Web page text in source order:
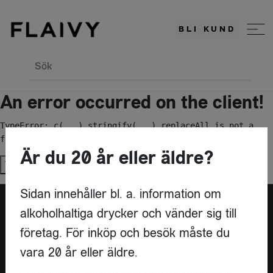
BLI KUND
Sök
An error occurred on the client!
TypeError: c(...).stringify(...).replaceAll is not a
function
Try again
Är du leverantör?
Är du 20 år eller äldre?
Sidan innehåller bl. a. information om
alkoholhaltiga drycker och vänder sig till
företag. För inköp och besök måste du
vara 20 år eller äldre.